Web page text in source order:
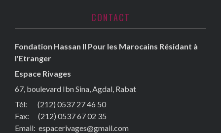
CONTACT
Fondation Hassan II Pour les Marocains Résidant à
l'Etranger
Espace Rivages
67, boulevard Ibn Sina, Agdal, Rabat
Tél: (212) 0537 27 46 50
Fax: (212) 0537 67 02 35
Email: espacerivages@gmail.com